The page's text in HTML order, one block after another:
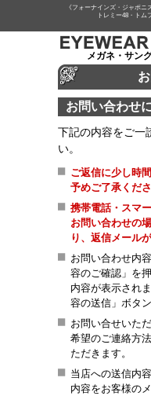
《フォーナインズ・ジャポニ
トレミー48・トム
メガネ・サン
お問い合わせ
下記の内容をご一
い。
ご返信に少し時
予めご了承くださ
携帯電話・スマ
お問い合わせの
り、返信メール
お問い合わせ内
容のご確認」を
内容が表示され
容の送信」ボタ
お問い合せいた
希望のご連絡方
ただきます。
当店への送信内
内容をお客様の